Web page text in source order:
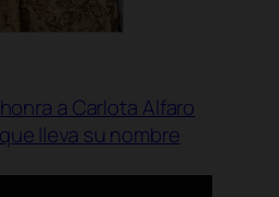
a Carlota Alfaro
lleva su nombre